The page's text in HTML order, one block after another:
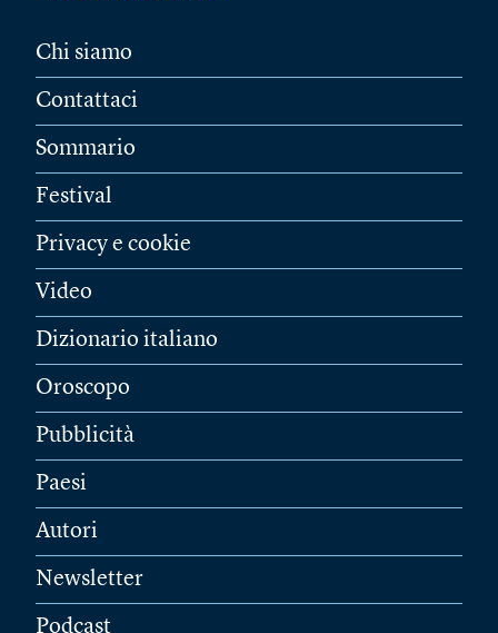
Chi siamo
Contattaci
Sommario
Festival
Privacy e cookie
Video
Dizionario italiano
Oroscopo
Pubblicità
Paesi
Autori
Newsletter
Podcast